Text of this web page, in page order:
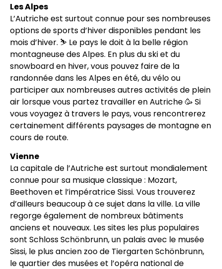
Les Alpes
L’Autriche est surtout connue pour ses nombreuses
options de sports d’hiver disponibles pendant les
mois d’hiver. ⛷ Le pays le doit à la belle région
montagneuse des Alpes. En plus du ski et du
snowboard en hiver, vous pouvez faire de la
randonnée dans les Alpes en été, du vélo ou
participer aux nombreuses autres activités de plein
air lorsque vous partez travailler en Autriche 🥳 Si
vous voyagez à travers le pays, vous rencontrerez
certainement différents paysages de montagne en
cours de route.
Vienne
La capitale de l’Autriche est surtout mondialement
connue pour sa musique classique : Mozart,
Beethoven et l’impératrice Sissi. Vous trouverez
d’ailleurs beaucoup à ce sujet dans la ville. La ville
regorge également de nombreux bâtiments
anciens et nouveaux. Les sites les plus populaires
sont Schloss Schönbrunn, un palais avec le musée
Sissi, le plus ancien zoo de Tiergarten Schönbrunn,
le quartier des musées et l’opéra national de